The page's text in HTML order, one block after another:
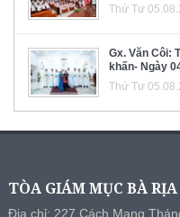
Thứ Tư
Gx. Văn Côi:
khấn- Ngày
Thứ Tư
TÒA GIÁM MỤC BÀ RỊA
Địa chỉ: 227 Cách Mạng